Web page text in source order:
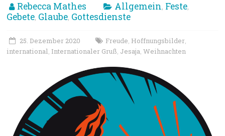
Rebecca Mathes Allgemein, Feste,
Gebete, Glaube, Gottesdienste
25. Dezember 2020 Freude, Hoffnungsbilder,
international, Internationaler Gruß, Jesaja,Weihnachten